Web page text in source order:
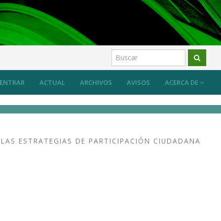
ACTUAL ARCHIVOS AVISOS ACERCA DE
ENTRAR
LAS ESTRATEGIAS DE PARTICIPACIÓN CIUDADANA